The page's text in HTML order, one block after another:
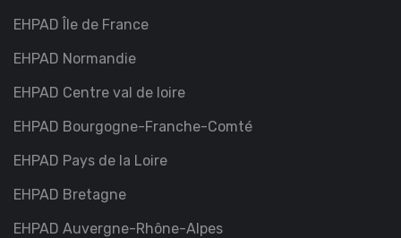
EHPAD Île de France
EHPAD Normandie
EHPAD Centre val de loire
EHPAD Bourgogne-Franche-Comté
EHPAD Pays de la Loire
EHPAD Bretagne
EHPAD Auvergne-Rhône-Alpes